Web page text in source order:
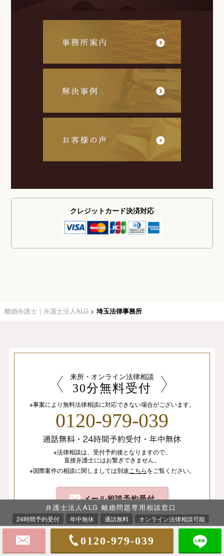
クレジットカード決済対応
離婚弁護士｜弁護士法人ALG > 埼玉法律事務所
来所・オンライン法律相談
30分無料受付
※事案により無料法律相談に対応できない場合がございます。
0120-979-039
※法律相談は、 受付予約後となりますので、
直接弁護士にはお繋ぎできません。
※国際案件の相談に関しましては別途 こちらをご覧ください。
メール相談予約受付
弁護士法人ALG 離婚問題専用相談窓口
24時間予約受付 年中無休 通話無料 オンライン法律相談可能
0120-979-039